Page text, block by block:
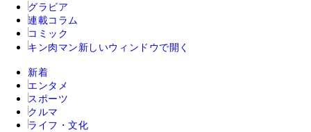
グラビア
連載コラム
コミック
キン肉マン 新しいウィンドウで開く
新着
エンタメ
スポーツ
クルマ
ライフ・文化